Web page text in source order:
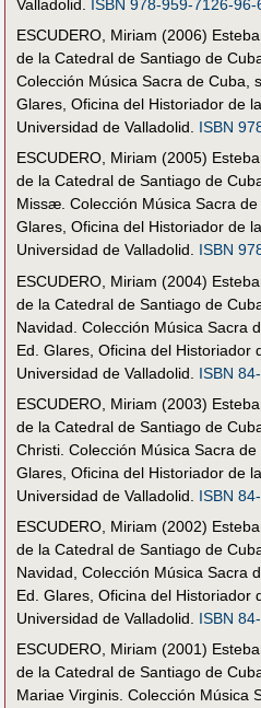
Valladolid. ISBN 978-959-7126-96-
ESCUDERO, Miriam (2006)
de la Catedral de Santiago de
Colección Música Sacra de Cuba,
Glares, Oficina del Historiador de
Universidad de Valladolid. ISBN
ESCUDERO, Miriam (2005)
de la Catedral de Santiago de
Missæ. Colección Música Sacra
Glares, Oficina del Historiador de
Universidad de Valladolid. ISBN
ESCUDERO, Miriam (2004)
de la Catedral de Santiago de
Navidad. Colección Música Sacra
Ed. Glares, Oficina del Historiador
Universidad de Valladolid. ISBN
ESCUDERO, Miriam (2003)
de la Catedral de Santiago de
Christi. Colección Música Sacra de
Glares, Oficina del Historiador de
Universidad de Valladolid. ISBN
ESCUDERO, Miriam (2002)
de la Catedral de Santiago de
Navidad, Colección Música Sacra
Ed. Glares, Oficina del Historiador
Universidad de Valladolid. ISBN
ESCUDERO, Miriam (2001)
de la Catedral de Santiago de
Mariae Virginis. Colección Música